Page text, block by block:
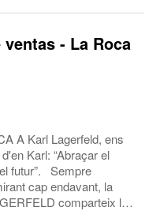
- La Roca
A Karl Lagerfeld, ens
Karl: “Abraçar el
futur”. Sempre
cap endavant, la
comparteix la